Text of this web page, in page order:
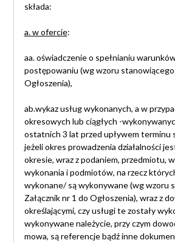
składa:
a. w ofercie:
aa. oświadczenie o spełnianiu
postępowaniu (wg wzoru stanowiącego
Ogłoszenia),
ab.wykaz usług wykonanych, a w
okresowych lub ciągłych -
ostatnich 3 lat przed upływem terminu
jeżeli okres prowadzenia działalności
okresie, wraz z podaniem, przedmiotu,
wykonania i podmiotów, na rzecz
wykonane/ są wykonywane (wg wzoru
Załącznik nr 1 do Ogłoszenia), wraz z
określającymi, czy usługi te zostały
wykonywane należycie, przy czym
mowa, są referencje bądź inne